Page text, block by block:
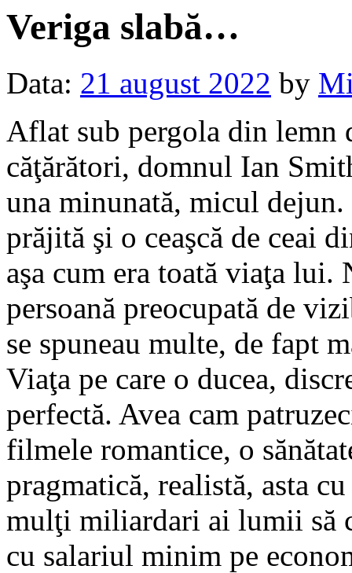
Veriga slabă…
Data: 21 august 2022 by
Aflat sub pergola din lemn
căţărători, domnul Ian
una minunată, micul
prăjită şi o ceaşcă de ceai
aşa cum era toată viaţa lui.
persoană preocupată de
se spuneau multe, de fapt
Viaţa pe care o ducea,
perfectă. Avea cam
filmele romantice, o
pragmatică, realistă, asta
mulţi miliardari ai lumii să
cu salariul minim pe